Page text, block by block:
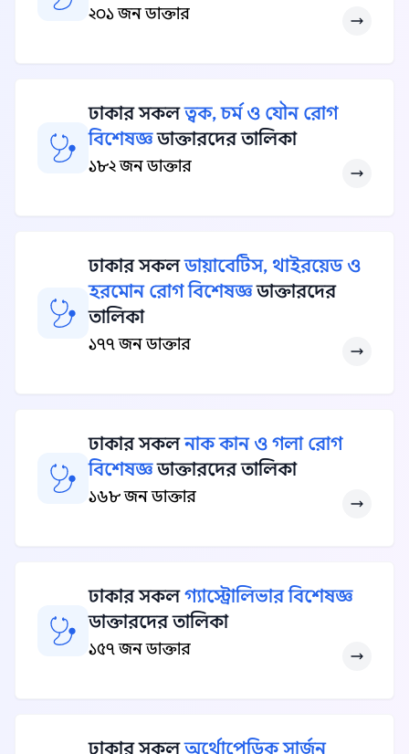
২০১ জন ডাক্তার
ঢাকার সকলত্বক, চর্ম ও যৌন রোগ
বিশেষজ্ঞডাক্তারদের তালিকা
১৮২ জন ডাক্তার
ঢাকার সকলডায়াবেটিস, থাইরয়েড ও
হরমোন রোগ বিশেষজ্ঞডাক্তারদের
তালিকা
১৭৭ জন ডাক্তার
ঢাকার সকলনাক কান ও গলা রোগ
বিশেষজ্ঞডাক্তারদের তালিকা
১৬৮ জন ডাক্তার
ঢাকার সকলগ্যাস্ট্রোলিভার বিশেষজ্ঞ
ডাক্তারদের তালিকা
১৫৭ জন ডাক্তার
ঢাকার সকলঅর্থোপেডিক সার্জন